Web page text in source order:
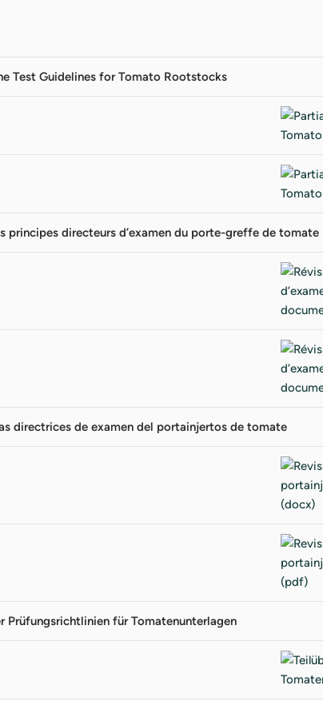
Test Guidelines for Tomato Rootstocks
principes directeurs d’examen du porte-greffe de tomate
directrices de examen del portainjertos de tomate
Prüfungsrichtlinien für Tomatenunterlagen